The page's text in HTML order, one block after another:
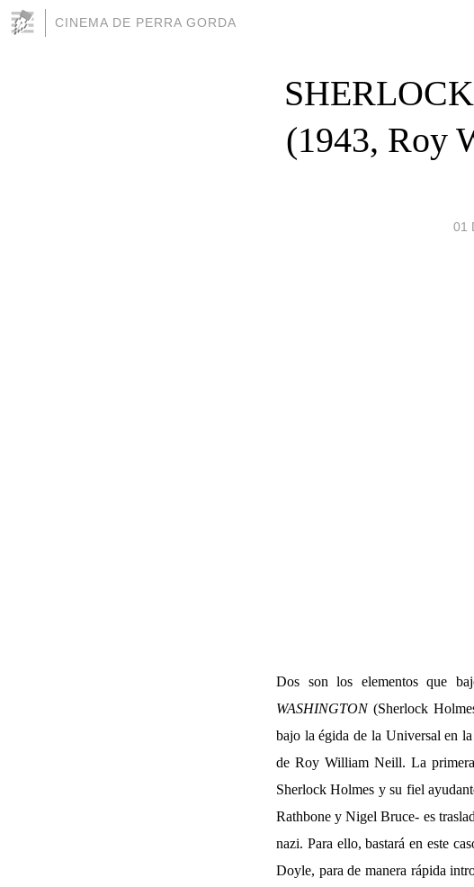
CINEMA DE PERRA GORDA
(1943, Roy
01
Dos son los elementos que
WASHINGTON(Sherlock
bajo la égida de la Universal en
de Roy William Neill. La
Sherlock Holmes y su fiel
Rathbone y Nigel Bruce- es
nazi. Para ello, bastará en este
Doyle, para de manera rápida